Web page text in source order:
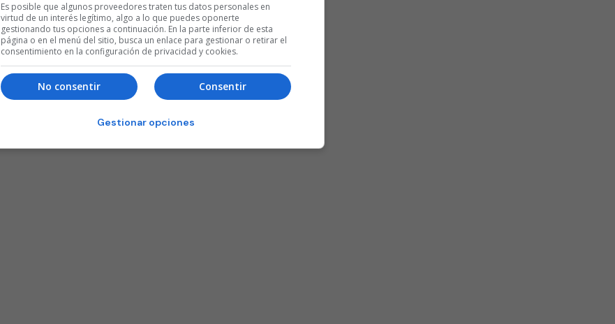
Es posible que algunos proveedores traten tus datos personales en
virtud de un interés legítimo, algo a lo que puedes oponerte
gestionando tus opciones a continuación. En la parte inferior de esta
página o en el menú del sitio, busca un enlace para gestionar o retirar el
consentimiento en la configuración de privacidad y cookies.
Consentir
No consentir
Gestionar opciones